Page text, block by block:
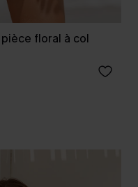
floral à col